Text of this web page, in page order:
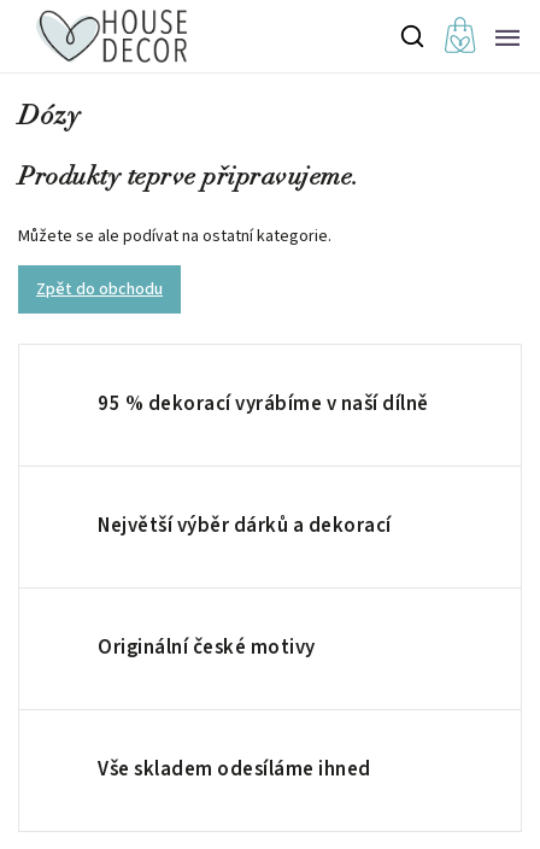
Dózy
Produkty teprve připravujeme.
Můžete se ale podívat na ostatní kategorie.
Zpět do obchodu
95 % dekorací vyrábíme v naší dílně
Největší výběr dárků a dekorací
Originální české motivy
Vše skladem odesíláme ihned